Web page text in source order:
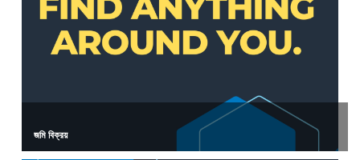
জমি বিক্রয়